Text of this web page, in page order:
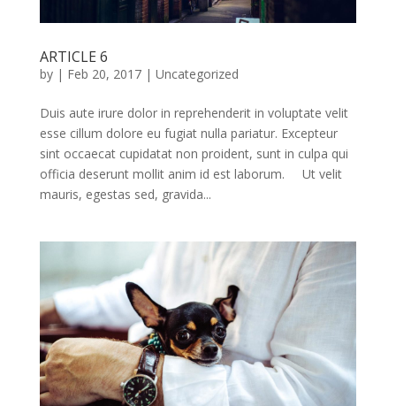
ARTICLE 6
by | Feb 20, 2017| Uncategorized
Duis aute irure dolor in reprehenderit in voluptate velit
esse cillum dolore eu fugiat nulla pariatur. Excepteur
sint occaecat cupidatat non proident, sunt in culpa qui
officia deserunt mollit anim id est laborum. Ut velit
mauris, egestas sed, gravida...